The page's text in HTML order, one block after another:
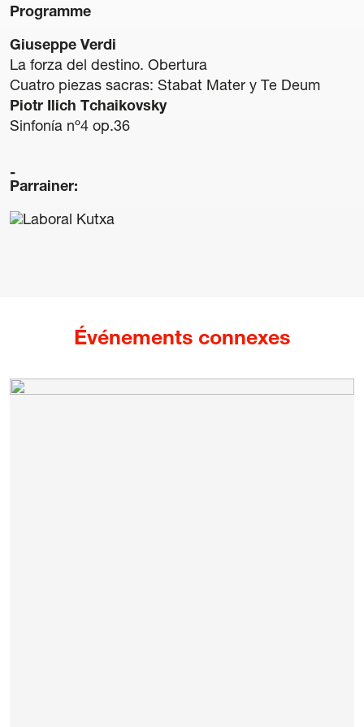
Conditions générales d’achat de billets
Programme
Giuseppe Verdi
La forza del destino. Obertura
Cuatro piezas sacras: Stabat Mater y Te Deum
Piotr Ilich Tchaikovsky
Sinfonía nº4 op.36
Parrainer:
Événements connexes